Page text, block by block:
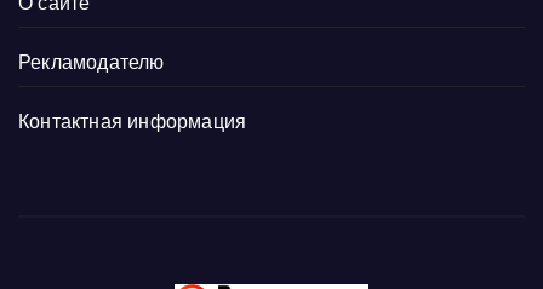
Рекламодателю
Контактная информация